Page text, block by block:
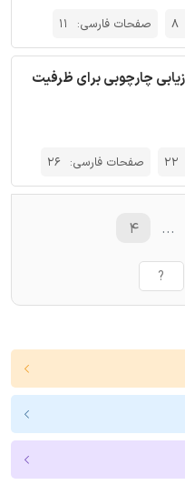
8 صفحات فارسی: 11
چارچوبی برای ظرفیت
22 صفحات فارسی: 26
... ۴